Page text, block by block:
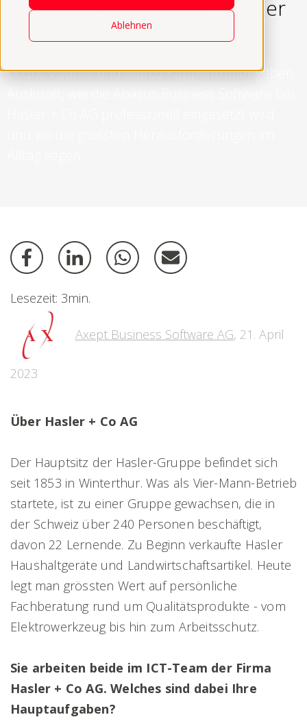
Ablehnen
Success-Story Abacus - Hasler
+ Co AG
Cédric Vautier und Marco Kappenthuler geben
Lesezeit: 3min.
Axept Business Software AG, 21. April
2023
Über Hasler + Co AG
Der Hauptsitz der Hasler-Gruppe befindet sich
seit 1853 in Winterthur. Was als Vier-Mann-Betrieb
startete, ist zu einer Gruppe gewachsen, die in
der Schweiz über 240 Personen beschäftigt,
davon 22 Lernende. Zu Beginn verkaufte Hasler
Haushaltgeräte und Landwirtschaftsartikel. Heute
legt man grössten Wert auf persönliche
Fachberatung rund um Qualitätsprodukte - vom
Elektrowerkzeug bis hin zum Arbeitsschutz.
Sie arbeiten beide im ICT-Team der Firma
Hasler + Co AG. Welches sind dabei Ihre
Hauptaufgaben?